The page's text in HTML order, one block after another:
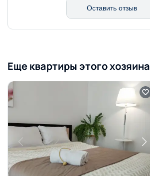
Оставить отзыв
Еще квартиры этого хозяина